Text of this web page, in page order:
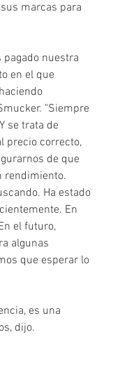
marcas para
pagado nuestra
en el que
"Siempre
se trata de
precio correcto,
de que
rendimiento.
Ha estado
En
el futuro,
algunas
que esperar lo
es una
dijo.